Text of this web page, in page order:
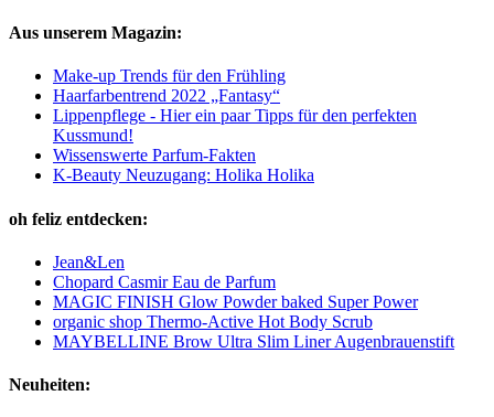
Aus unserem Magazin:
Make-up Trends für den Frühling
Haarfarbentrend 2022 „Fantasy“
Lippenpflege - Hier ein paar Tipps für den perfekten
Kussmund!
Wissenswerte Parfum-Fakten
K-Beauty Neuzugang: Holika Holika
oh feliz entdecken:
Jean&Len
Chopard Casmir Eau de Parfum
MAGIC FINISH Glow Powder baked Super Power
organic shop Thermo-Active Hot Body Scrub
MAYBELLINE Brow Ultra Slim Liner Augenbrauenstift
Neuheiten: